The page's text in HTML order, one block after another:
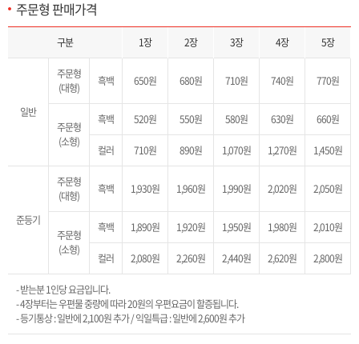
주문형 판매가격
주문형 판매가격 목록으로 구분(일반-주문형(대형(흑백)/소형(흑백,컬러)), 준등기-주문형(대형(흑백)/소형(흑백,컬러)), 1장~6장 판매가격을 제공합니다.
구분 1장 2장 3장 4장 5장
일반
주문형
(대형)
흑백 650원 680원 710원 740원 770원
주문형
(소형)
흑백 520원 550원 580원 630원 660원
컬러 710원 890원 1,070원 1,270원 1,450원
준등기
주문형
(대형)
흑백 1,930원 1,960원 1,990원 2,020원 2,050원
주문형
(소형)
흑백 1,890원 1,920원 1,950원 1,980원 2,010원
컬러 2,080원 2,260원 2,440원 2,620원 2,800원
- 받는분 1인당 요금입니다.
- 4장부터는 우편물 중량에 따라 20원의 우편요금이 할증됩니다.
- 등기통상 : 일반에 2,100원 추가 / 익일특급 : 일반에 2,600원 추가